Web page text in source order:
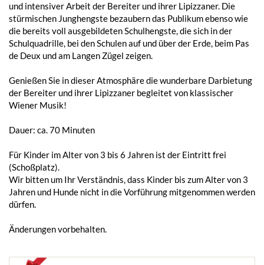
und intensiver Arbeit der Bereiter und ihrer Lipizzaner. Die
stürmischen Junghengste bezaubern das Publikum ebenso wie
die bereits voll ausgebildeten Schulhengste, die sich in der
Schulquadrille, bei den Schulen auf und über der Erde, beim Pas
de Deux und am Langen Zügel zeigen.
Genießen Sie in dieser Atmosphäre die wunderbare Darbietung
der Bereiter und ihrer Lipizzaner begleitet von klassischer
Wiener Musik!
Dauer: ca. 70 Minuten
Für Kinder im Alter von 3 bis 6 Jahren ist der Eintritt frei
(Schoßplatz).
Wir bitten um Ihr Verständnis, dass Kinder bis zum Alter von 3
Jahren und Hunde nicht in die Vorführung mitgenommen werden
dürfen.
Änderungen vorbehalten.